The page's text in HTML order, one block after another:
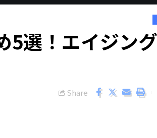
5選！エイジン
Share